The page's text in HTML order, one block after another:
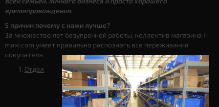
времяпровождения.
5 причин почему с нами лучше?
За множество лет безупречной работы, коллектив магазина I-
maxi.com умеет правильно распознать все переживания
покупателя.
Отдел